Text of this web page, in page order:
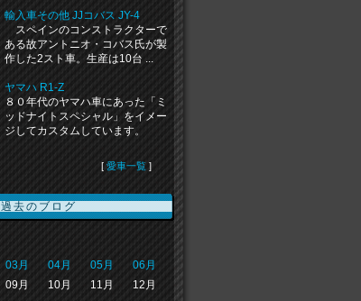
輸入車その他 JJコバス JY-4
スペインのコンストラクターで
ある故アントニオ・コバス氏が製
作した2スト車。生産は10台 ...
ヤマハ R1-Z
８０年代のヤマハ車にあった「ミ
ッドナイトスペシャル」をイメー
ジしてカスタムしています。
[ 愛車一覧 ]
過去のブログ
03月 04月 05月
06月
09月 10月 11月
12月